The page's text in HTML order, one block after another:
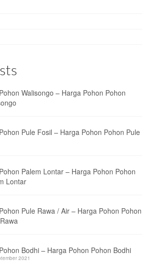
Walisongo – Harga Pohon Pohon
Pule Fosil – Harga Pohon Pohon Pule
Palem Lontar – Harga Pohon Pohon
Lontar
Pule Rawa / Air – Harga Pohon Pohon
Bodhi – Harga Pohon Pohon Bodhi
2021